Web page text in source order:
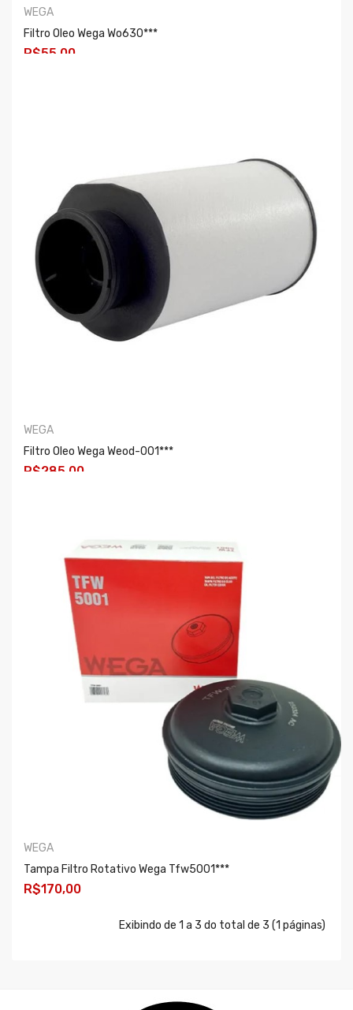
WEGA
Filtro Oleo Wega Wo630***
R$55,00
WEGA
Filtro Oleo Wega Weod-001***
R$285,00
WEGA
Tampa Filtro Rotativo Wega Tfw5001***
R$170,00
Exibindo de 1 a 3 do total de 3 (1 páginas)